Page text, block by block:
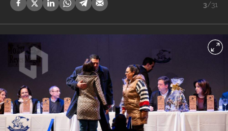
3/31